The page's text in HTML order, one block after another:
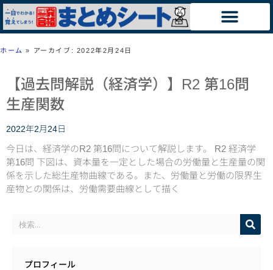
ホーム » アーカイブ: 2022年2月24日
【過去問解説（経済学）】R2 第16問
生産関数
2022年2月24日
今日は、経済学のR2 第16問について解説します。 R2 経済学
第16問 下図は、資本量を一定とした場合の労働量と生産量の関
係を示した総生産物曲線である。また、労働量と労働の限界生
産物との関係は、労働需要曲線として描く
プロフィール